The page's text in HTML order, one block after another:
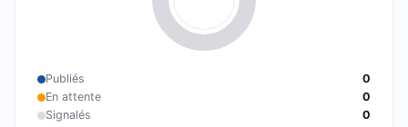
Publiés
0
En attente
0
Signalés
0